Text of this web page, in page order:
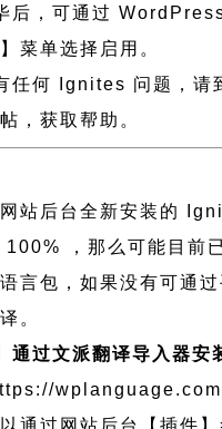
后，可通过
菜单选择启用。
任何 Ignites 问题，请
，获取帮助。
站后台全新安装的
100% ，那么可能目前
言包，如果没有可通
。
通过文派翻译导入器安
wplanguage.com
通过网站后台【插件